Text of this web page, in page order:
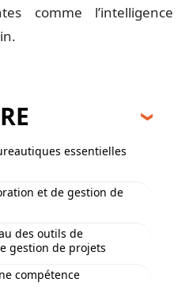
comme l’intelligence
essentielles
et de gestion de
des outils de
gestion de projets
compétence